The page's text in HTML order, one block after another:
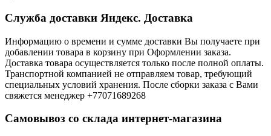
Служба доставки Яндекс. Доставка
Информацию о времени и сумме доставки Вы получаете при
добавлении товара в корзину при Оформлении заказа.
Доставка товара осуществляется только после полной оплаты.
Транспортной компанией не отправляем товар, требующий
специальных условий хранения. После сборки заказа с Вами
свяжется менеджер +77071689268
Самовывоз со склада интернет-магазина